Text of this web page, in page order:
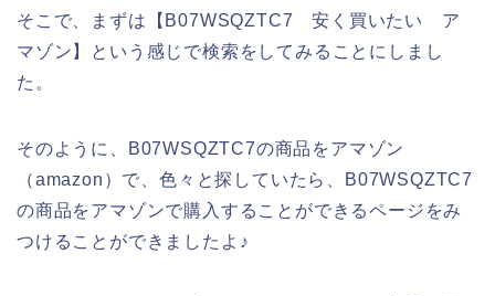
そこで、まずは【B07WSQZTC7 安く買いたい ア
マゾン】という感じで検索をしてみることにしまし
た。
そのように、B07WSQZTC7の商品をアマゾン
（amazon）で、色々と探していたら、B07WSQZTC7
の商品をアマゾンで購入することができるページをみ
つけることができましたよ♪